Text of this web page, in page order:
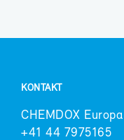
KON­TAKT
CHEM­DOX Eu­ro­pa
+41 44 7975165